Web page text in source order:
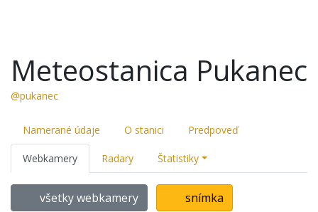
Meteostanica Pukanec
@pukanec
Namerané údaje O stanici Predpoveď
Webkamery Radary Štatistiky
všetky webkamery snímka